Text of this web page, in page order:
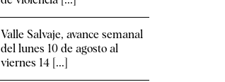
Valle Salvaje, avance semanal
del lunes 10 de agosto al
viernes 14 [...]